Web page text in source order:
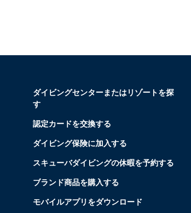
ダイビングセンターまたはリゾートを探
す
認定カードを交換する
ダイビング保険に加入する
スキューバダイビングの休暇を予約する
ブランド商品を購入する
モバイルアプリをダウンロード